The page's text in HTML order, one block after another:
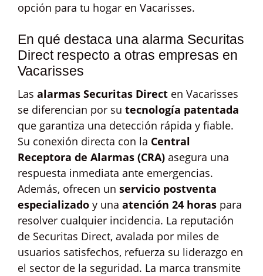
opción para tu hogar en Vacarisses.
En qué destaca una alarma Securitas
Direct respecto a otras empresas en
Vacarisses
Las alarmas Securitas Direct en Vacarisses
se diferencian por su tecnología patentada
que garantiza una detección rápida y fiable.
Su conexión directa con la Central
Receptora de Alarmas (CRA) asegura una
respuesta inmediata ante emergencias.
Además, ofrecen un servicio postventa
especializado y una atención 24 horas para
resolver cualquier incidencia. La reputación
de Securitas Direct, avalada por miles de
usuarios satisfechos, refuerza su liderazgo en
el sector de la seguridad. La marca transmite